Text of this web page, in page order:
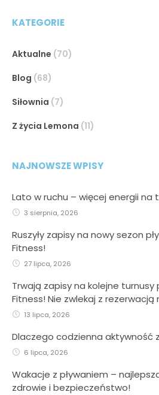
KATEGORIE
Aktualne (70)
Blog (68)
Siłownia (7)
Z życia Lemona (11)
NAJNOWSZE WPISY
Lato w ruchu – więcej energii na
3 sierpnia, 2026
Ruszyły zapisy na nowy sezon
Fitness!
27 lipca, 2026
Trwają zapisy na kolejne turnusy
Fitness! Nie zwlekaj z rezerwacją
13 lipca, 2026
Dlaczego codzienna aktywność
6 lipca, 2026
Wakacje z pływaniem –
zdrowie i bezpieczeństwo!